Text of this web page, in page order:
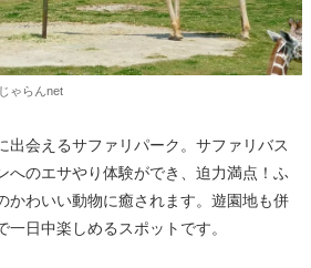
ゃらんnet
出会えるサファリパーク。サファリバス
へのエサやり体験ができ、迫力満点！ふ
かわいい動物に癒されます。遊園地も併
日中楽しめるスポットです。